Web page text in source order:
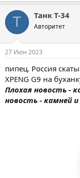
Т Танк Т-34
Авторитет
27 Июн 2023
пипец. Россия
XPENG G9 на
Плохая новость -
новость - камней и